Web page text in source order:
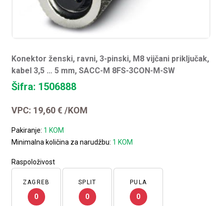
Konektor ženski, ravni, 3-pinski, M8 vijčani priključak,
kabel 3,5 … 5 mm, SACC-M 8FS-3CON-M-SW
Šifra: 1506888
VPC: 19,60€ /KOM
Pakiranje: 1 KOM
Minimalna količina za narudžbu: 1 KOM
Raspoloživost
ZAGREB
0
SPLIT
0
PULA
0